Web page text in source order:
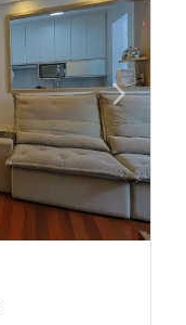
arrow_forward_iosNext